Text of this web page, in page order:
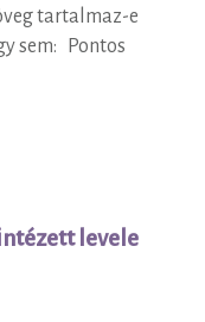
tartalmaz-e
sem: Pontos
levele